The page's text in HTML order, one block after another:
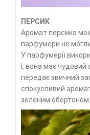
ПЕРСИК
Аромат персика
парфумери не
У парфумерії
і, вона має
передає звичний
спокусливий
зеленим обертоном.